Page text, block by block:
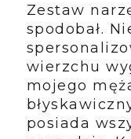
Zestaw
spodobał.
wierzchu
mojego
posiada